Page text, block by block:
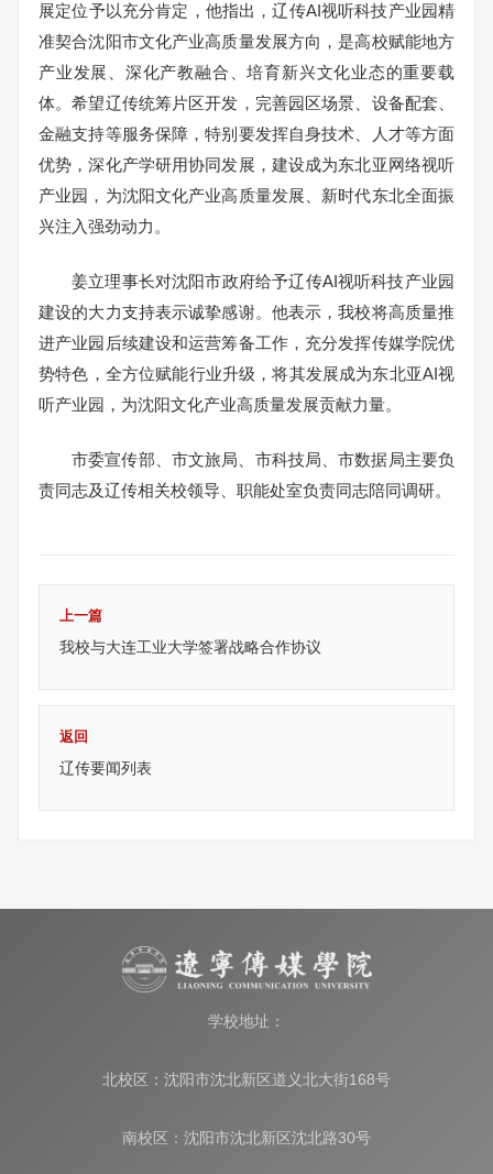
展定位予以充分肯定，他指出，辽传AI视听科技产业园精
准契合沈阳市文化产业高质量发展方向，是高校赋能地方
产业发展、深化产教融合、培育新兴文化业态的重要载
体。希望辽传统筹片区开发，完善园区场景、设备配套、
金融支持等服务保障，特别要发挥自身技术、人才等方面
优势，深化产学研用协同发展，建设成为东北亚网络视听
产业园，为沈阳文化产业高质量发展、新时代东北全面振
兴注入强劲动力。
姜立理事长对沈阳市政府给予辽传AI视听科技产业园
建设的大力支持表示诚挚感谢。他表示，我校将高质量推
进产业园后续建设和运营筹备工作，充分发挥传媒学院优
势特色，全方位赋能行业升级，将其发展成为东北亚AI视
听产业园，为沈阳文化产业高质量发展贡献力量。
市委宣传部、市文旅局、市科技局、市数据局主要负
责同志及辽传相关校领导、职能处室负责同志陪同调研。
上一篇
我校与大连工业大学签署战略合作协议
返回
辽传要闻列表
学校地址：
北校区：沈阳市沈北新区道义北大街168号
南校区：沈阳市沈北新区沈北路30号